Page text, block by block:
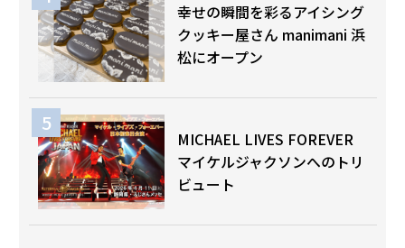
幸せの瞬間を彩るアイシング
クッキー屋さん manimani 浜
松にオープン
MICHAEL LIVES FOREVER
マイケルジャクソンへのトリ
ビュート